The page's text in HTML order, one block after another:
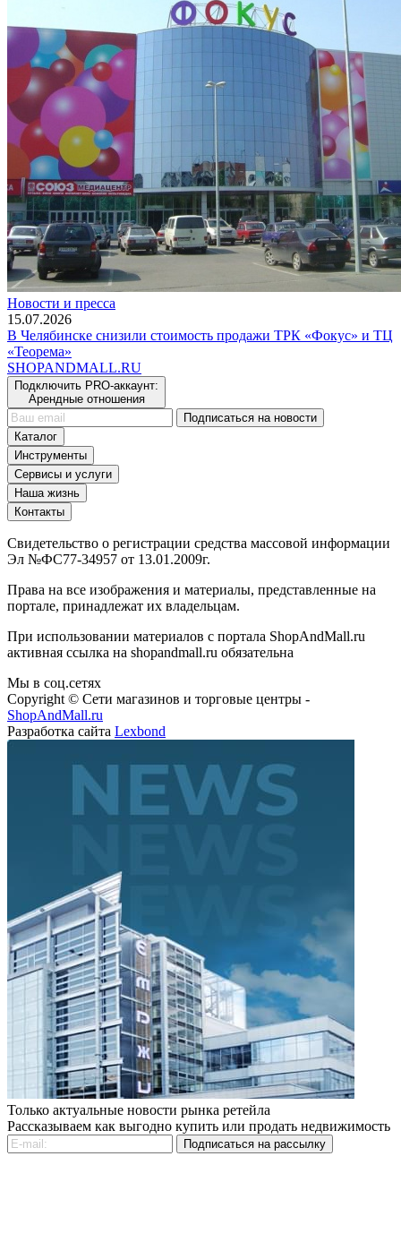
Новости и пресса
15.07.2026
В Челябинске снизили стоимость продажи ТРК «Фокус» и ТЦ
«Теорема»
SHOPANDMALL.RU
Подключить PRO-аккаунт:
Арендные отношения
Подписаться на новости
Каталог
Инструменты
Сервисы и услуги
Наша жизнь
Контакты
Свидетельство о регистрации средства массовой информации
Эл №ФС77-34957 от 13.01.2009г.
Права на все изображения и материалы, представленные на
портале, принадлежат их владельцам.
При использовании материалов с портала ShopAndMall.ru
активная ссылка на shopandmall.ru обязательна
Мы в соц.сетях
Copyright © Сети магазинов и торговые центры -
ShopAndMall.ru
Разработка сайта Lexbond
Только актуальные новости рынка ретейла
Рассказываем как выгодно купить или продать недвижимость